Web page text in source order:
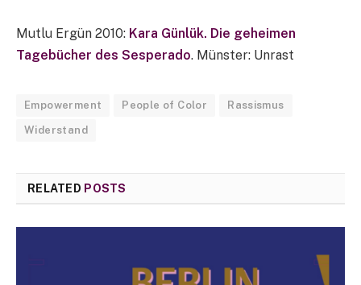
Mutlu Ergün 2010: Kara Günlük. Die geheimen
Tagebücher des Sesperado. Münster: Unrast
Empowerment People of Color Rassismus
Widerstand
RELATED POSTS